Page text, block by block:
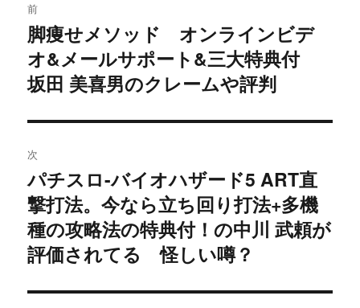
稿
ナ
ビ
ゲ
ー
シ
ョ
ン
前
過
去
の
稿:
脚痩せメソッド オンラインビデ
オ&メールサポート&三大特典付
坂田 美喜男のクレームや評判
次
次
の
投
稿:
パチスロ-バイオハザード5 ART直
撃打法。今なら立ち回り打法+多機
種の攻略法の特典付！の中川 武頼が
評価されてる 怪しい噂？